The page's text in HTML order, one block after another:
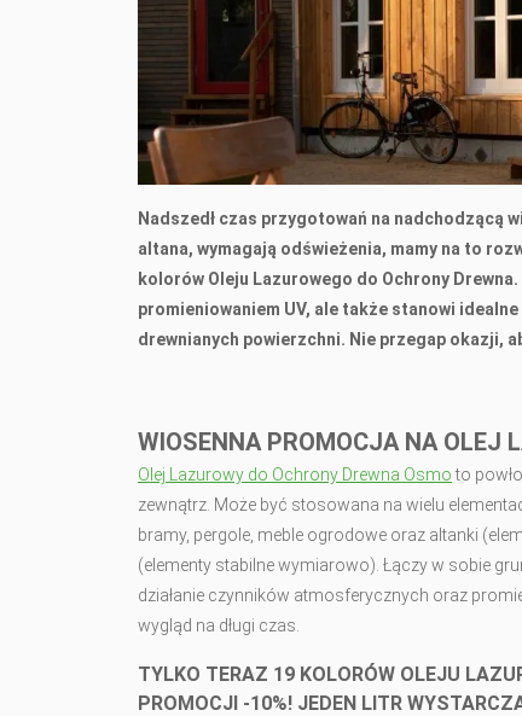
Nadszedł czas przygotowań na nadchodzącą
altana, wymagają odświeżenia, mamy na to
kolorów Oleju Lazurowego do Ochrony
promieniowaniem UV, ale także stanowi
drewnianych powierzchni. Nie przegap okazji,
WIOSENNA PROMOCJA NA OLEJ
Olej Lazurowy do Ochrony Drewna Osmoto p
zewnątrz. Może być stosowana na wielu
bramy, pergole, meble ogrodowe oraz altanki
(elementy stabilne wymiarowo). Łączy w sobie
działanie czynników atmosferycznych oraz
wygląd na długi czas.
TYLKO TERAZ 19 KOLORÓW OLEJU
PROMOCJI -10%! JEDEN LITR